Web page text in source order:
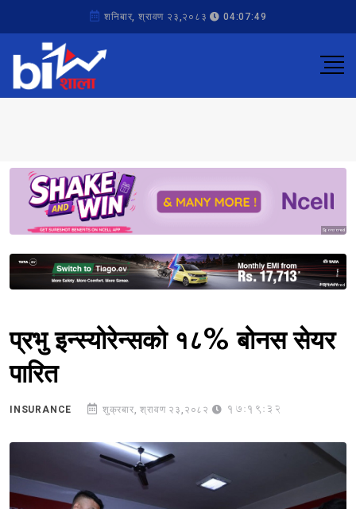
शनिबार, श्रावण २३,२०८३ 04:07:49
Sponsored
Sponsored
प्रभु इन्स्योरेन्सको १८% बोनस सेयर
पारित
INSURANCE शुक्रबार, श्रावण २३,२०८२ 17:19:32